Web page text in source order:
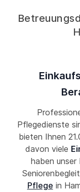
Pflegedienste
bieten Ihnen
davon viele
haben unser
Pflege in